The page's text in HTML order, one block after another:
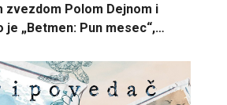
zvezdom Polom Dejnom i
je „Betmen: Pun mesec“,…